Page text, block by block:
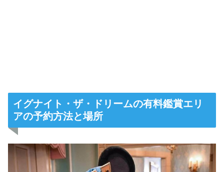
イグナイト・ザ・ドリームの有料鑑賞エリ
アの予約方法と場所